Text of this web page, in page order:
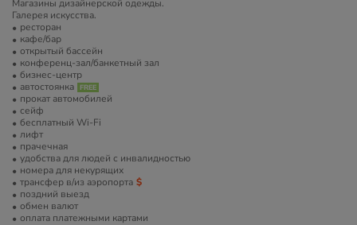
Магазины дизайнерской одежды.
Галерея искусства.
ресторан
кафе/бар
открытый бассейн
конференц-зал/банкетный зал
бизнес-центр
автостоянка
прокат автомобилей
сейф
бесплатный Wi-Fi
лифт
прачечная
удобства для людей с инвалидностью
номера для некурящих
трансфер в/из аэропорта
поздний выезд
обмен валют
оплата платежными картами